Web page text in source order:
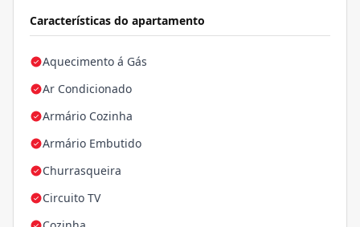
Características do apartamento
Aquecimento á Gás
Ar Condicionado
Armário Cozinha
Armário Embutido
Churrasqueira
Circuito TV